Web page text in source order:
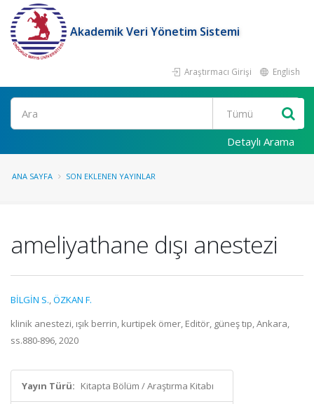
Akademik Veri Yönetim Sistemi
Araştırmacı Girişi English
Ara
Detaylı Arama
ANA SAYFA SON EKLENEN YAYINLAR
ameliyathane dışı anestezi
BİLGİN S.,ÖZKAN F.
klinik anestezi, ışık berrin, kurtipek ömer, Editör, güneş tıp, Ankara,
ss.880-896, 2020
Yayın Türü: Kitapta Bölüm / Araştırma Kitabı